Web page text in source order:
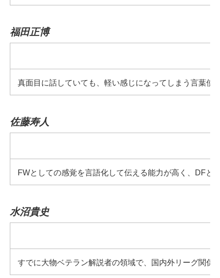
福田正博
真面目に話していても、軽い感じになってしまう言葉
佐藤寿人
FWとしての感覚を言語化して伝える能力が高く、DF
水沼貴史
すでに大物ベテラン解説者の領域で、国内外リーグ関